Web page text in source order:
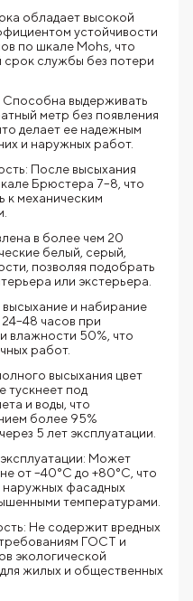
обладает высокой
устойчивости
по шкале Mohs, что
срок службы без потери
Способна выдерживать
метр без появления
делает ее надежным
и наружных работ.
После высыхания
Брюстера 7–8, что
к механическим
в более чем 20
белый, серый,
позволяя подобрать
или экстерьера.
и набирание
часов при
влажности 50%, что
работ.
высыхания цвет
тускнеет под
и воды, что
более 95%
5 лет эксплуатации.
Может
от –40°C до +80°C, что
наружных фасадных
температурами.
Не содержит вредных
ГОСТ и
экологической
жилых и общественных